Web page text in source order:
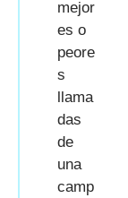
mejor
es o
peore
s
llama
das
de
una
camp